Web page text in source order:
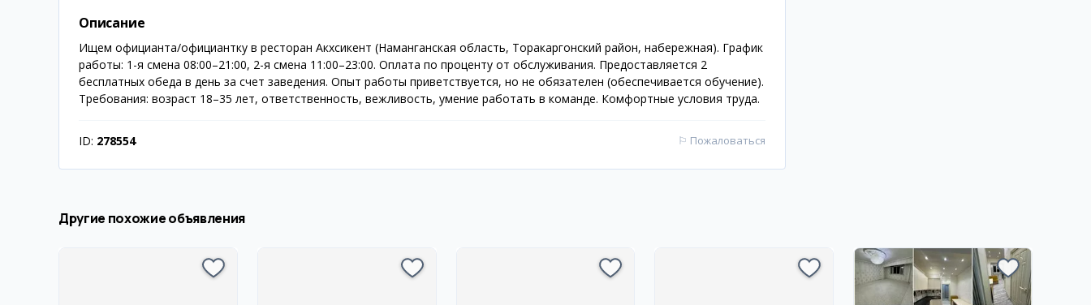
Описание
Ищем официанта/официантку в ресторан Акхсикент (Наманганская область, Торакаргонский район, набережная). График
работы: 1-я смена 08:00–21:00, 2-я смена 11:00–23:00. Оплата по проценту от обслуживания. Предоставляется 2
бесплатных обеда в день за счет заведения. Опыт работы приветствуется, но не обязателен (обеспечивается обучение).
Требования: возраст 18–35 лет, ответственность, вежливость, умение работать в команде. Комфортные условия труда.
ID: 278554 ⚐ Пожаловаться
Другие похожие объявления